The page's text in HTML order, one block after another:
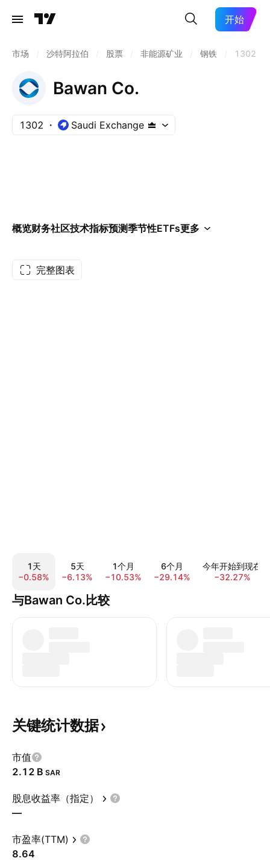
开始
市场 沙特阿拉伯 股票 非能源矿业 钢铁 1302
Bawan Co.
1302 Saudi Exchange
概览财务社区技术指标预测季节性ETFs更多
完整图表
1天
−0.58%
5天
−6.13%
1个月
−10.53%
6个月
−29.14%
今年开始到现在
−32.27%
与Bawan Co.比较
关键统计数据
市值
‪2.12 B‬ SAR
股息收益率（指定）
—
市盈率(TTM)
8.64